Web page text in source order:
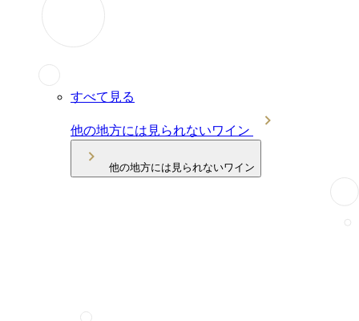
すべて見る
他の地方には見られないワイン
他の地方には見られないワイン